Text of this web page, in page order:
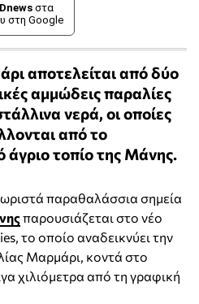
Dnews στα
στη Google
αποτελείται από δύο
αμμώδεις παραλίες
νερά, οι οποίες
από το
άγριο τοπίο της Μάνης.
παραθαλάσσια σημεία
παρουσιάζεται στο νέο
το οποίο αναδεικνύει την
Μαρμάρι, κοντά στο
χιλιόμετρα από τη γραφική